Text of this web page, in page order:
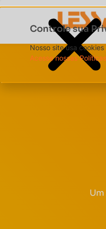
Controle sua
Nosso site usa
Acesse nossas